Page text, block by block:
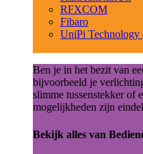
RFXCOM
Fibaro
UniPi Technology
Ben je in het bezit van
bijvoorbeeld je
slimme tussenstekker of
mogelijkheden zijn
Bekijk alles van